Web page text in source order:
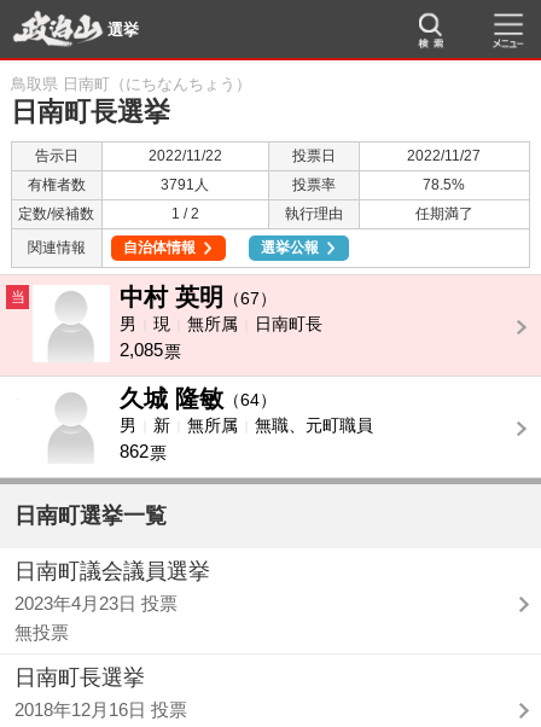
選挙
鳥取県 日南町（にちなんちょう）
日南町長選挙
告示日 2022/11/22 投票日
2022/11/27
有権者数
3791人 投票率
78.5%
定数/候補数
1 / 2 執行理由
任期満了
関連情報
自治体情報 選挙公報
当 中村 英明
（67）
男
現 無所属 日南町長
2,085票
久城 隆敏 （64）
男
新 無所属 無職、元町職員
862票
日南町選挙一覧
日南町議会議員選挙
2023年4月23日 投票
無投票
日南町長選挙
2018年12月16日 投票